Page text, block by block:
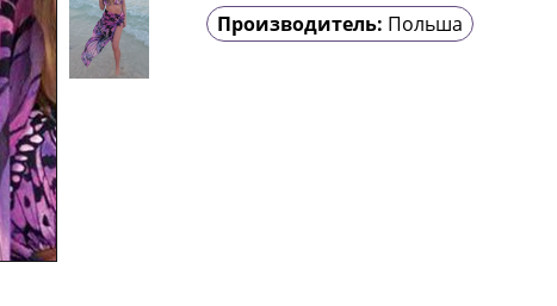
Производитель: Польша